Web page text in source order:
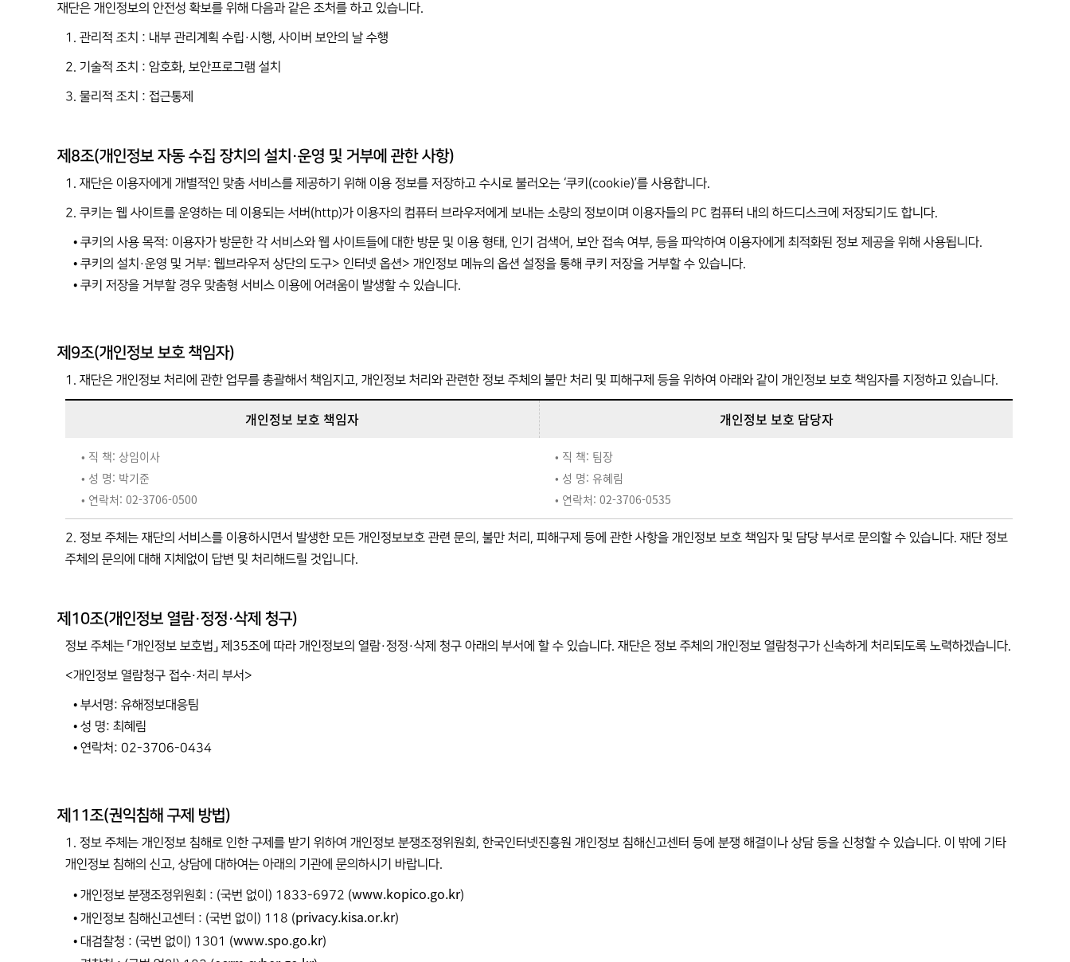
재단은 개인정보의 안전성 확보를 위해 다음과 같은 조처를 하고 있습니다.
1. 관리적 조치 : 내부 관리계획 수립·시행, 사이버 보안의 날 수행
2. 기술적 조치 : 암호화, 보안프로그램 설치
3. 물리적 조치 : 접근통제
제8조(개인정보 자동 수집 장치의 설치·운영 및 거부에 관한 사항)
1. 재단은 이용자에게 개별적인 맞춤 서비스를 제공하기 위해 이용 정보를 저장하고 수시로 불러오는 ‘쿠키(cookie)’를 사용합니다.
2. 쿠키는 웹 사이트를 운영하는 데 이용되는 서버(http)가 이용자의 컴퓨터 브라우저에게 보내는 소량의 정보이며 이용자들의 PC 컴퓨터 내의 하드디스크에 저장되기도 합니다.
• 쿠키의 사용 목적: 이용자가 방문한 각 서비스와 웹 사이트들에 대한 방문 및 이용 형태, 인기 검색어, 보안 접속 여부, 등을 파악하여 이용자에게 최적화된 정보 제공을 위해 사용됩니다.
• 쿠키의 설치·운영 및 거부: 웹브라우저 상단의 도구> 인터넷 옵션> 개인정보 메뉴의 옵션 설정을 통해 쿠키 저장을 거부할 수 있습니다.
• 쿠키 저장을 거부할 경우 맞춤형 서비스 이용에 어려움이 발생할 수 있습니다.
제9조(개인정보 보호 책임자)
1. 재단은 개인정보 처리에 관한 업무를 총괄해서 책임지고, 개인정보 처리와 관련한 정보 주체의 불만 처리 및 피해구제 등을 위하여 아래와 같이 개인정보 보호 책임자를 지정하고 있습니다.
개인정보 보호 책임자 개인정보 보호 담당자
• 직 책: 상임이사
• 성 명: 박기준
• 연락처: 02-3706-0500
• 직 책: 팀장
• 성 명: 유혜림
• 연락처: 02-3706-0535
2. 정보 주체는 재단의 서비스를 이용하시면서 발생한 모든 개인정보보호 관련 문의, 불만 처리, 피해구제 등에 관한 사항을 개인정보 보호 책임자 및 담당 부서로 문의할 수 있습니다. 재단 정보
주체의 문의에 대해 지체없이 답변 및 처리해드릴 것입니다.
제10조(개인정보 열람·정정·삭제 청구)
정보 주체는 「개인정보 보호법」 제35조에 따라 개인정보의 열람·정정·삭제 청구 아래의 부서에 할 수 있습니다. 재단은 정보 주체의 개인정보 열람청구가 신속하게 처리되도록 노력하겠습니다.
<개인정보 열람청구 접수·처리 부서>
• 부서명: 유해정보대응팀
• 성 명: 최혜림
• 연락처: 02-3706-0434
제11조(권익침해 구제 방법)
1. 정보 주체는 개인정보 침해로 인한 구제를 받기 위하여 개인정보 분쟁조정위원회, 한국인터넷진흥원 개인정보 침해신고센터 등에 분쟁 해결이나 상담 등을 신청할 수 있습니다. 이 밖에 기타
개인정보 침해의 신고, 상담에 대하여는 아래의 기관에 문의하시기 바랍니다.
• 개인정보 분쟁조정위원회 : (국번 없이) 1833-6972 (www.kopico.go.kr)
• 개인정보 침해신고센터 : (국번 없이) 118 (privacy.kisa.or.kr)
• 대검찰청 : (국번 없이) 1301 (www.spo.go.kr)